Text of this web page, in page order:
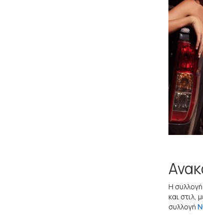
Η
και στιλ,
συλλογή